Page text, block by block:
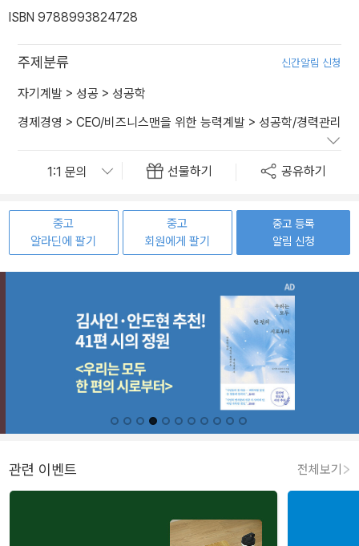
ISBN 9788993824728
주제분류 신간알림 신청
자기계발 > 성공 > 성공학
경제경영 > CEO/비즈니스맨을 위한 능력계발 > 성공학/경력관리
선물하기 공유하기
중고
알라딘에 팔기
중고
회원에게 팔기
중고 등록
알림 신청
관련 이벤트 전체보기